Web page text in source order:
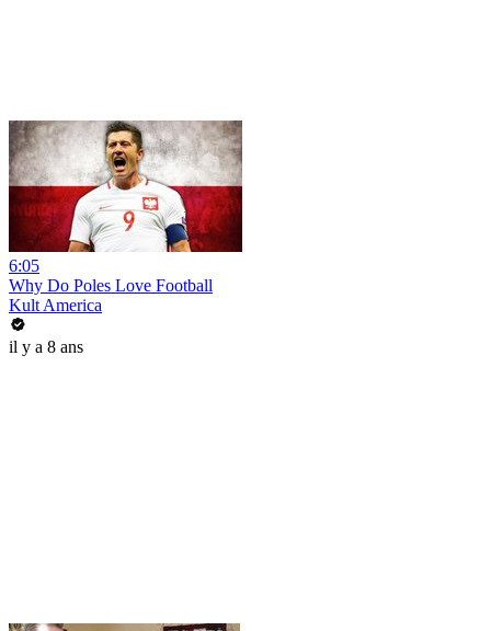
6:05
Why Do Poles Love Football
Kult America
il y a 8 ans